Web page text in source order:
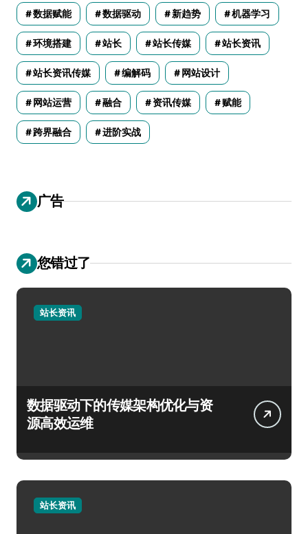
数据赋能 数据驱动 新趋势 机器学习
环境搭建 站长 站长传媒 站长资讯
站长资讯传媒 编解码 网站设计
网站运营 融合 资讯传媒 赋能
跨界融合 进阶实战
广告
您错过了
站长资讯
数据驱动下的传媒架构优化与资
源高效运维
站长资讯